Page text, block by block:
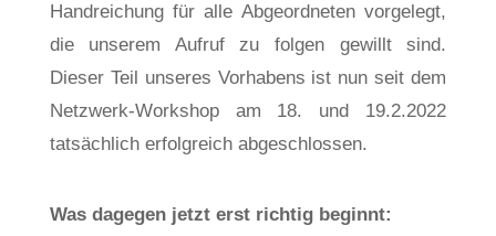
Handreichung für alle Abgeordneten vorgelegt,
die unserem Aufruf zu folgen gewillt sind.
Dieser Teil unseres Vorhabens ist nun seit dem
Netzwerk-Workshop am 18. und 19.2.2022
tatsächlich erfolgreich abgeschlossen.
Was dagegen jetzt erst richtig beginnt: